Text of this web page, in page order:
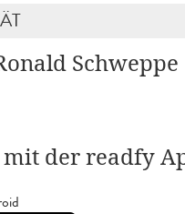
Schweppe
mit der readfy